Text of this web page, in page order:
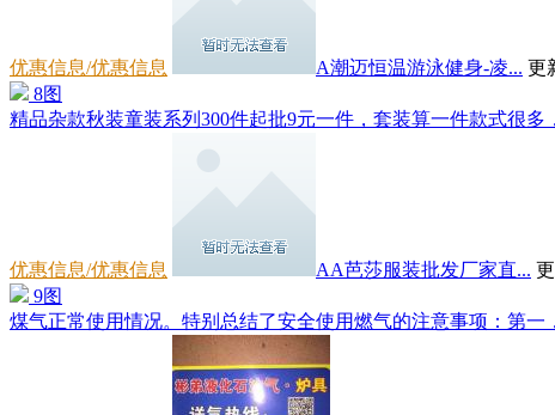
优惠信息/优惠信息 A潮迈恒温游泳健身-凌... 更
8图
精品杂款秋装童装系列300件起批9元一件，套装算一件款式很多
优惠信息/优惠信息 AA芭莎服装批发厂家直...
9图
煤气正常使用情况。特别总结了安全使用燃气的注意事项：第一